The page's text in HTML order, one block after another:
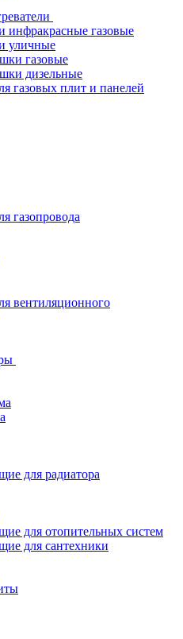
инфракрасные газовые
уличные
газовые
дизельные
газовых плит и панелей
газопровода
вентиляционного
для радиатора
для отопительных систем
для сантехники